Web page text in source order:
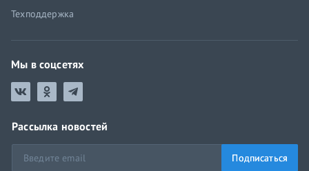
Техподдержка
Мы в соцсетях
Рассылка новостей
Подписаться